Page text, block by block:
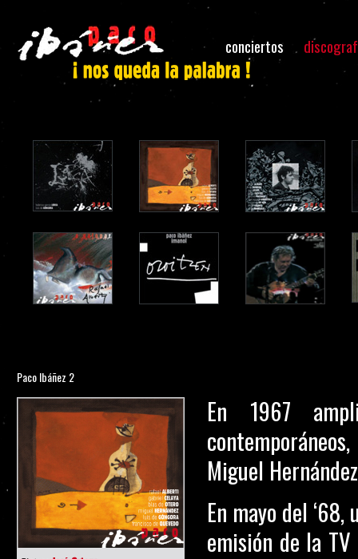
conciertos
Paco Ibáñez 2
En 1967
Miguel
En mayo del
emisión de la